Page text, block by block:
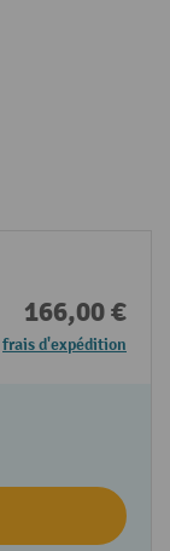
166,00 €
frais d'expédition